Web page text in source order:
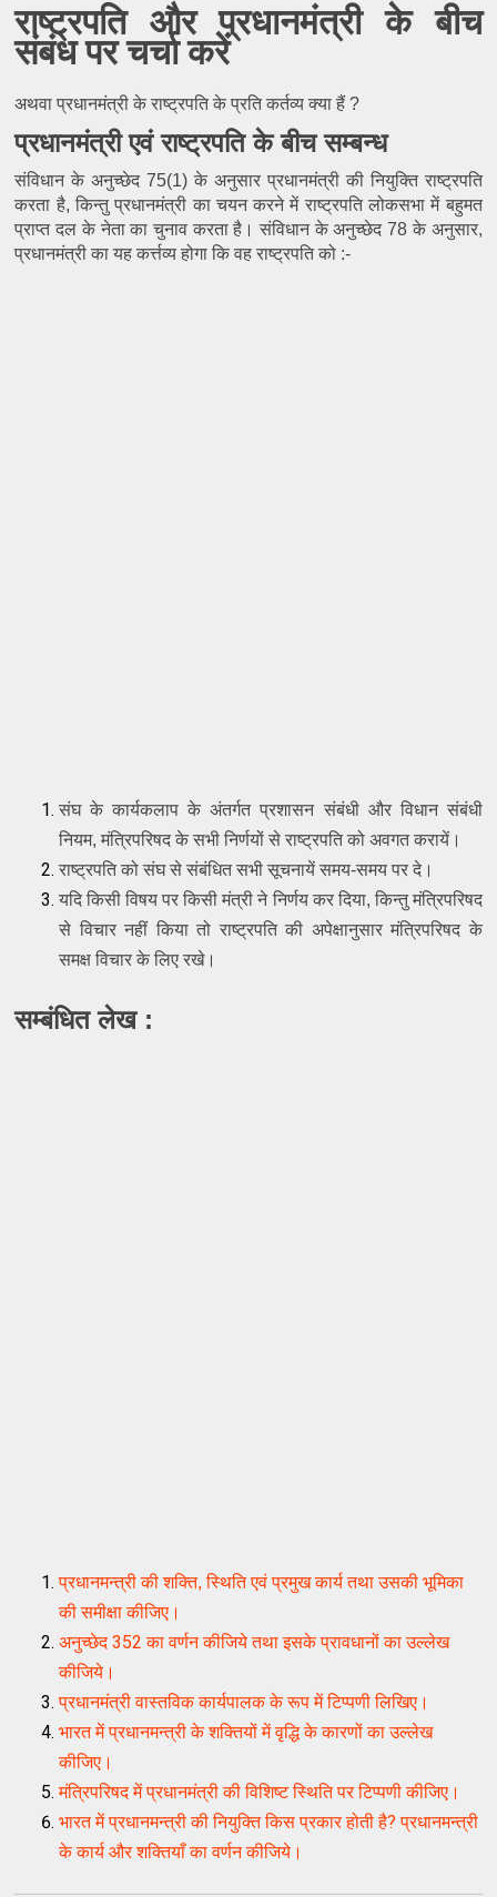
राष्ट्रपति और प्रधानमंत्री के बीच
संबंध पर चर्चा करें
अथवा प्रधानमंत्री के राष्ट्रपति के प्रति कर्तव्य क्या हैं ?
प्रधानमंत्री एवं राष्ट्रपति के बीच सम्बन्ध
संविधान के अनुच्छेद 75(1) के अनुसार प्रधानमंत्री की नियुक्ति राष्ट्रपति
करता है, किन्तु प्रधानमंत्री का चयन करने में राष्ट्रपति लोकसभा में बहुमत
प्राप्त दल के नेता का चुनाव करता है। संविधान के अनुच्छेद 78 के अनुसार,
प्रधानमंत्री का यह कर्त्तव्य होगा कि वह राष्ट्रपति को :-
संघ के कार्यकलाप के अंतर्गत प्रशासन संबंधी और विधान संबंधी
नियम, मंत्रिपरिषद के सभी निर्णयों से राष्ट्रपति को अवगत करायें।
राष्ट्रपति को संघ से संबंधित सभी सूचनायें समय-समय पर दे।
यदि किसी विषय पर किसी मंत्री ने निर्णय कर दिया, किन्तु मंत्रिपरिषद
से विचार नहीं किया तो राष्ट्रपति की अपेक्षानुसार मंत्रिपरिषद के
समक्ष विचार के लिए रखे।
सम्बंधित लेख :
प्रधानमन्त्री की शक्ति, स्थिति एवं प्रमुख कार्य तथा उसकी भूमिका
की समीक्षा कीजिए।
अनुच्छेद 352 का वर्णन कीजिये तथा इसके प्रावधानों का उल्लेख
कीजिये।
प्रधानमंत्री वास्तविक कार्यपालक के रूप में टिप्पणी लिखिए।
भारत में प्रधानमन्त्री के शक्तियों में वृद्धि के कारणों का उल्लेख
कीजिए।
मंत्रिपरिषद में प्रधानमंत्री की विशिष्ट स्थिति पर टिप्पणी कीजिए।
भारत में प्रधानमन्त्री की नियुक्ति किस प्रकार होती है? प्रधानमन्त्री
के कार्य और शक्तियाँ का वर्णन कीजिये।